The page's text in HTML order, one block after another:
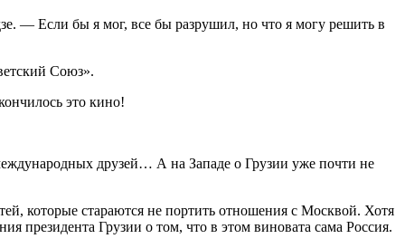
— Если бы я мог, все бы разрушил, но что я могу решить в
Союз».
это кино!
друзей… А на Западе о Грузии уже почти не
которые стараются не портить отношения с Москвой. Хотя
президента Грузии о том, что в этом виновата сама Россия.